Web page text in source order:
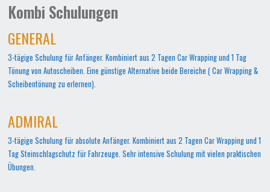
Kombi Schulungen
GENERAL
3-tägige Schulung für Anfänger. Kombiniert aus 2 Tagen Car Wrapping und 1 Tag
Tönung von Autoscheiben. Eine günstige Alternative beide Bereiche ( Car Wrapping &
Scheibentönung zu erlernen).
ADMIRAL
3-tägige Schulung für absolute Anfänger. Kombiniert aus 2 Tagen Car Wrapping und 1
Tag Steinschlagschutz für Fahrzeuge. Sehr intensive Schulung mit vielen praktischen
Übungen.